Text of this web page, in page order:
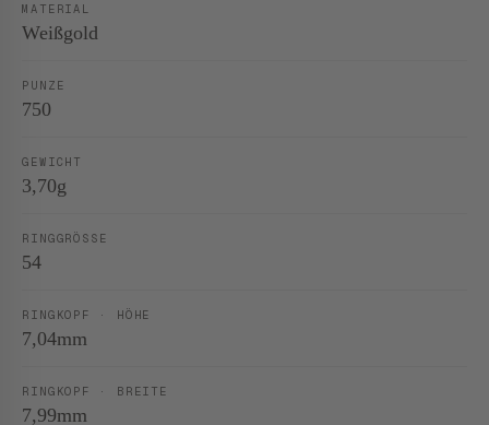
MATERIAL
Weißgold
PUNZE
750
GEWICHT
3,70g
RINGGRÖSSE
54
RINGKOPF · HÖHE
7,04mm
RINGKOPF · BREITE
7,99mm